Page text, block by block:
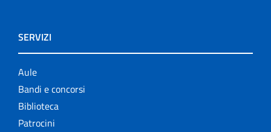
SERVIZI
Aule
Bandi e concorsi
Biblioteca
Patrocini